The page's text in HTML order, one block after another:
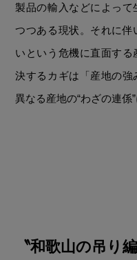
製品の輸入などによって
つつある現状。それに
いという危機に直面す
決するカギは「産地の強
異なる産地の“わざの連係
〝和歌山の吊り